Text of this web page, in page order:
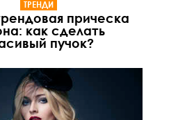
ТРЕНДИ
прическа
как сделать
пучок?